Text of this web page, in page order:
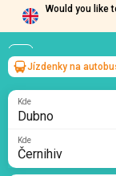
Would you like
Dubno→Černihiv
so, 8 srpna/1 cestující
Jízdenky na
Kde
Kde